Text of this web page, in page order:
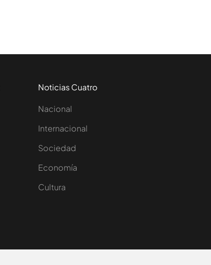
Noticias Cuatro
Nacional
Internacional
Sociedad
Economía
Cultura